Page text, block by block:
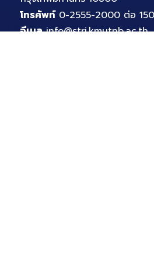
โทรศัพท์0-2555-2000 ต่อ 1506
อีเมลinfo@stri.kmutnb.ac.th